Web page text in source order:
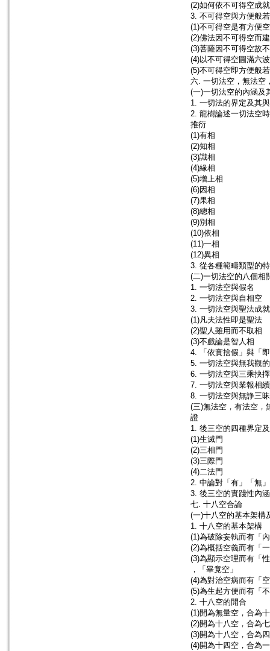
(2)如何依不可得空成
3. 不可得空與方便般若
(1)不可得空是有方便空
(2)佛法因不可得空而
(3)菩薩因不可得空故
(4)以不可得空圓滿六
(5)不可得空即方便般若
六. 一切法空，無法空
(一)一切法空的內涵及
1. 一切法的界定及其
2. 龍樹論述一切法空
推衍
(1)有相
(2)知相
(3)識相
(4)緣相
(5)增上相
(6)因相
(7)果相
(8)總相
(9)別相
(10)依相
(11)一相
(12)異相
3. 從各種範疇類型的
(二)一切法空的八個相
1. 一切法空與假名
2. 一切法空與自相空
3. 一切法空與聖法成就
(1)凡夫法性即是聖法
(2)聖人雖用而不取相
(3)不戲論是智人相
4. 「依實捨假」與「
5. 一切法空與無我觀
6. 一切法空與三乘抉擇
7. 一切法空與業報相續
8. 一切法空與無諍三昧
(三)無法空，有法空，
證
1. 後三空的四種界定
(1)生滅門
(2)三相門
(3)三際門
(4)二法門
2. 中論對「有」「無
3. 後三空的實踐性內涵
七. 十八空合論
(一)十八空的基本架構
1. 十八空的基本架構
(1)為破除妄執而有「
(2)為概括空義而有「
(3)為顯示空理而有「
，「畢竟空」
(4)為對治空病而有「
(5)為生起方便而有「
2. 十八空的開合
(1)開為無量空，合為
(2)開為十八空，合為
(3)開為十八空，合為
(4)開為十四空，合為